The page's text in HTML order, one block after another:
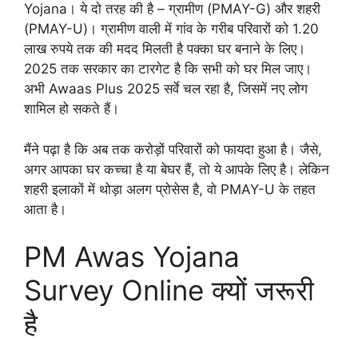
Yojana। ये दो तरह की है – ग्रामीण (PMAY-G) और शहरी
(PMAY-U)। ग्रामीण वाली में गांव के गरीब परिवारों को 1.20
लाख रुपये तक की मदद मिलती है पक्का घर बनाने के लिए।
2025 तक सरकार का टारगेट है कि सभी को घर मिल जाए।
अभी Awaas Plus 2025 सर्वे चल रहा है, जिसमें नए लोग
शामिल हो सकते हैं।
मैंने पढ़ा है कि अब तक करोड़ों परिवारों को फायदा हुआ है। जैसे,
अगर आपका घर कच्चा है या बेघर हैं, तो ये आपके लिए है। लेकिन
शहरी इलाकों में थोड़ा अलग प्रोसेस है, वो PMAY-U के तहत
आता है।
PM Awas Yojana
Survey Online क्यों जरूरी
है